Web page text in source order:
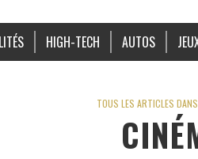
HIGH-TECH AUTOS
TOUS LES ARTICLES